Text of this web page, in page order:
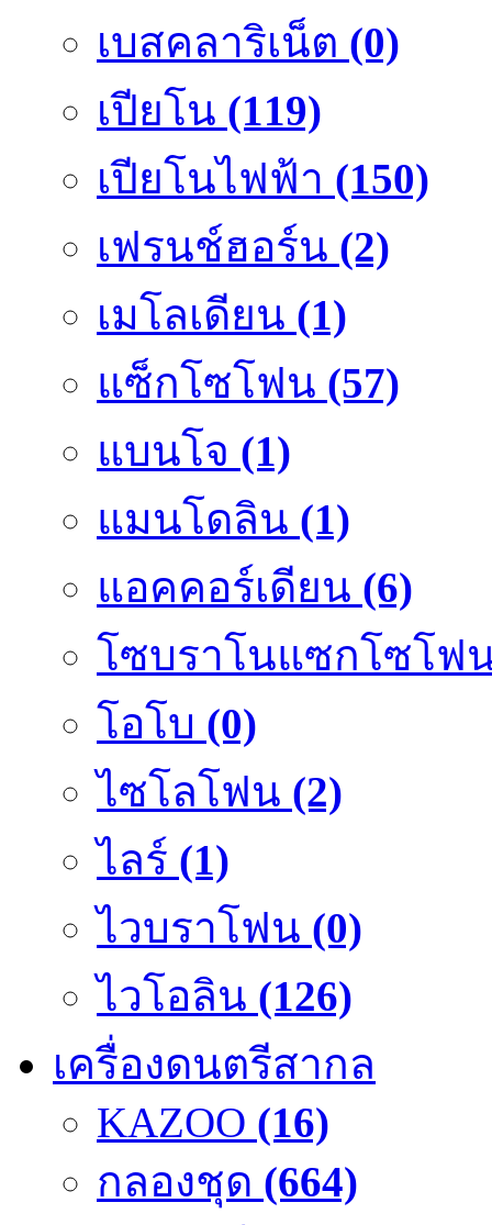
เบสคลาริเน็ต (0)
เปียโน (119)
เปียโนไฟฟ้า (150)
เฟรนช์ฮอร์น (2)
เมโลเดียน (1)
แซ็กโซโฟน (57)
แบนโจ (1)
แมนโดลิน (1)
แอคคอร์เดียน (6)
โซบราโนแซกโซโฟ
โอโบ (0)
ไซโลโฟน (2)
ไลร์ (1)
ไวบราโฟน (0)
ไวโอลิน (126)
เครื่องดนตรีสากล
KAZOO (16)
กลองชุด (664)